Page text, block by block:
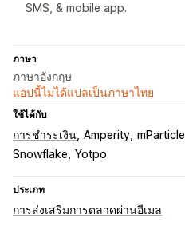
SMS, & mobile app.
ภาษา
ภาษาอังกฤษ
แอปนี้ไม่ได้แปลเป็นภาษาไทย
ใช้ได้กับ
การชำระเงิน Amperity mParticle
Snowflake Yotpo
ประเภท
การส่งเสริมการตลาดผ่านอีเมล